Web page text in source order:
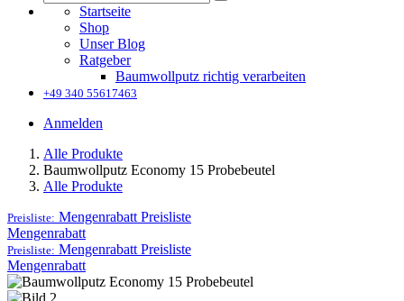
Startseite
Shop
Unser Blog
Ratgeber
Baumwollputz richtig verarbeiten
+49 340 55617463
Anmelden
Alle Produkte
Baumwollputz Economy 15 Probebeutel
Alle Produkte
Preisliste: Mengenrabatt Preisliste
Mengenrabatt
Preisliste: Mengenrabatt Preisliste
Mengenrabatt